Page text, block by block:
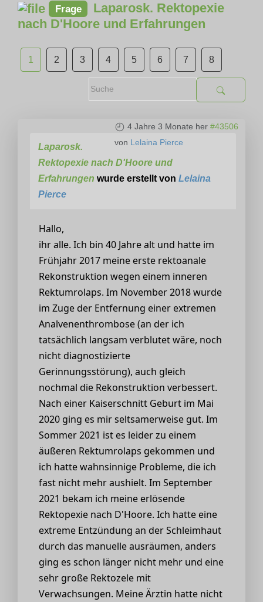
Frage
Laparosk. Rektopexie
nach D'Hoore und Erfahrungen
1 2 3 4 5 6 7 8
4 Jahre 3 Monate her #43506
von Lelaina Pierce
Laparosk.
Rektopexie nach D'Hoore und
Erfahrungen wurde erstellt von Lelaina
Pierce
Hallo,
ihr alle. Ich bin 40 Jahre alt und hatte im
Frühjahr 2017 meine erste rektoanale
Rekonstruktion wegen einem inneren
Rektumrolaps. Im November 2018 wurde
im Zuge der Entfernung einer extremen
Analvenenthrombose (an der ich
tatsächlich langsam verblutet wäre, noch
nicht diagnostizierte
Gerinnungsstörung), auch gleich
nochmal die Rekonstruktion verbessert.
Nach einer Kaiserschnitt Geburt im Mai
2020 ging es mir seltsamerweise gut. Im
Sommer 2021 ist es leider zu einem
äußeren Rektumrolaps gekommen und
ich hatte wahnsinnige Probleme, die ich
fast nicht mehr aushielt. Im September
2021 bekam ich meine erlösende
Rektopexie nach D'Hoore. Ich hatte eine
extreme Entzündung an der Schleimhaut
durch das manuelle ausräumen, anders
ging es schon länger nicht mehr und eine
sehr große Rektozele mit
Verwachsungen. Meine Ärztin hatte nicht